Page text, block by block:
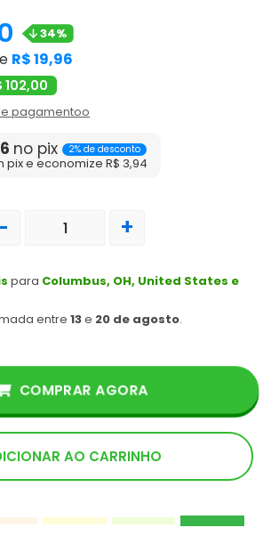
34%
R$ 19,96
102,00
pagamentoo
no pix 2% de desconto
pix e economize R$ 3,94
+
para Columbus, OH, United States e
entre 13e 20 de agosto.
AO CARRINHO
COMPRAR AGORA